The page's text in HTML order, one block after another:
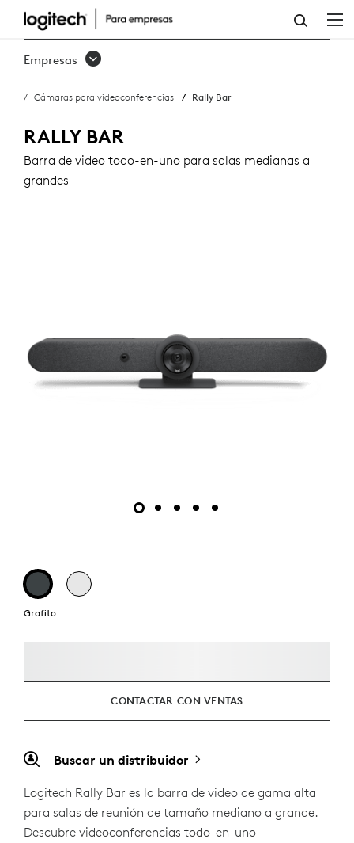
RALLY
BAR
Empresas
Cámaras para videoconferencias Rally Bar
RALLY BAR
Barra de video todo-en-uno para salas medianas a
grandes
Grafito
CONTACTAR CON VENTAS
Buscar un distribuidor
Logitech Rally Bar es la barra de video de gama alta
para salas de reunión de tamaño mediano a grande.
Descubre videoconferencias todo-en-uno